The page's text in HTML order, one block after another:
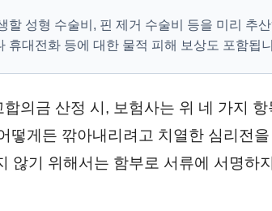
할 성형 수술비, 핀 제거 수술비 등을 미리 추
휴대전화 등에 대한 물적 피해 보상도 포함됩
의금 산정 시, 보험사는 위 네 가지
떻게든 깎아내리려고 치열한 심리전
않기 위해서는 함부로 서류에 서명하